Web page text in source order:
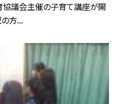
議会主催の子育て講座が開
方...